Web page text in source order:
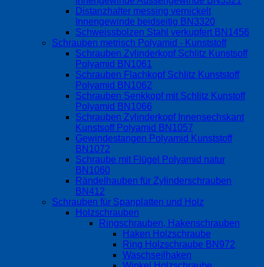
Distanzhalter messing vernickelt
Innengewinde beidseitig BN3320
Schweissbolzen Stahl verkupfert BN1456
Schrauben metrisch Polyamid - Kunststoff
Schrauben Zylinderkopf Schlitz Kunstsoff
Polyamid BN1061
Schrauben Flachkopf Schlitz Kunststoff
Polyamid BN1062
Schrauben Senkkopf mit Schlitz Kunstoff
Polyamid BN1066
Schrauben Zylinderkopf Innensechskant
Kunstsoff Polyamid BN1057
Gewindestangen Polyamid Kunststoff
BN1072
Schraube mit Flügel Polyamid natur
BN1060
Rändelhauben für Zylinderschrauben
BN412
Schrauben für Spanplatten und Holz
Holzschrauben
Ringschrauben, Hakenschrauben
Haken Holzschraube
Ring Holzschraube BN972
Waschseilhaken